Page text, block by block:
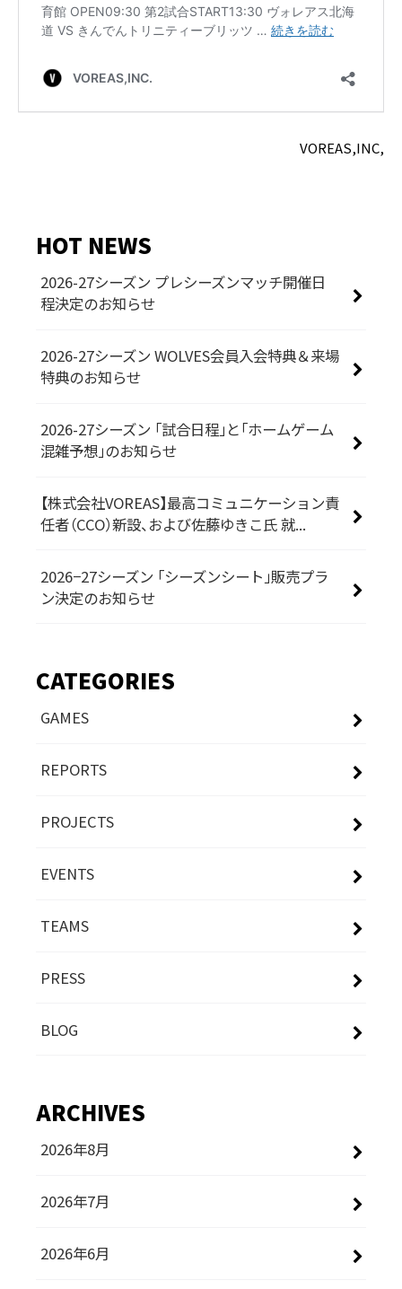
VOREAS,INC,
HOT NEWS
2026-27シーズン プレシーズンマッチ開催日
程決定のお知らせ
2026-27シーズン WOLVES会員入会特典＆来場
特典のお知らせ
2026-27シーズン 「試合日程」と「ホームゲーム
混雑予想」のお知らせ
【株式会社VOREAS】最高コミュニケーション責
任者（CCO）新設、および佐藤ゆきこ氏 就...
2026−27シーズン 「シーズンシート」販売プラ
ン決定のお知らせ
CATEGORIES
GAMES
REPORTS
PROJECTS
EVENTS
TEAMS
PRESS
BLOG
ARCHIVES
2026年8月
2026年7月
2026年6月